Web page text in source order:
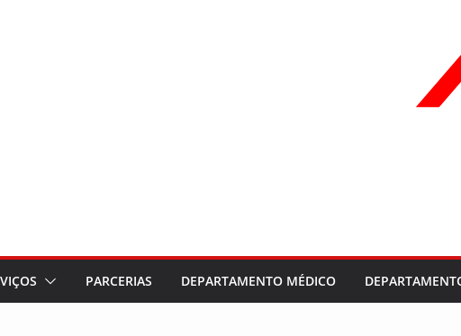
PARCERIAS DEPARTAMENTO MÉDICO